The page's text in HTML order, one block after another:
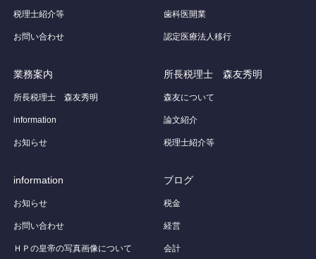
税理士紹介等
お問い合わせ
歯科医開業
認定医療法人移行
業務案内
所長税理士 森友秀明
information
お知らせ
所長税理士 森友秀明
森友について
論文紹介
税理士紹介等
information
お知らせ
お問い合わせ
ＨＰの皇帝の写真画像について
ブログ
税金
経営
会計